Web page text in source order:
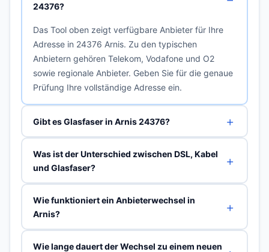
24376?
Das Tool oben zeigt verfügbare Anbieter für Ihre
Adresse in 24376 Arnis. Zu den typischen
Anbietern gehören Telekom, Vodafone und O2
sowie regionale Anbieter. Geben Sie für die genaue
Prüfung Ihre vollständige Adresse ein.
Gibt es Glasfaser in Arnis 24376?
Was ist der Unterschied zwischen DSL, Kabel
und Glasfaser?
Wie funktioniert ein Anbieterwechsel in
Arnis?
Wie lange dauert der Wechsel zu einem neuen